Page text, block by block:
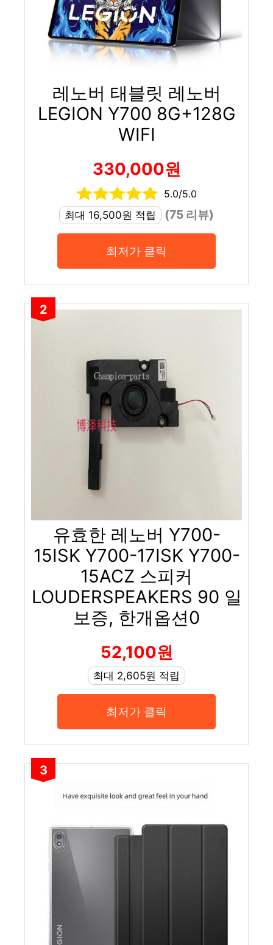
레노버 태블릿 레노버
LEGION Y700 8G+128G
WIFI
330,000원
5.0/5.0
최대 16,500원 적립
(75 리뷰)
최저가 클릭
2
유효한 레노버 Y700-
15ISK Y700-17ISK Y700-
15ACZ 스피커
LOUDERSPEAKERS 90 일
보증, 한개옵션0
52,100원
최대 2,605원 적립
최저가 클릭
3